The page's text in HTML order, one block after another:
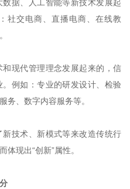
据、人工智能等新技术发展起
社交电商、直播电商、在线教
现代管理理念发展起来的，信
例如：专业的研发设计、检验
务、数字内容服务等。
技术、新模式等来改造传统行
现出“创新”属性。